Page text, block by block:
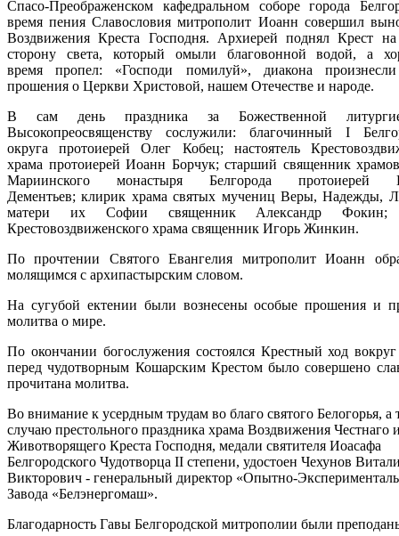
Спасо-Преображенском кафедральном соборе города
время пения Славословия митрополит Иоанн совершил
Воздвижения Креста Господня. Архиерей поднял Крест
сторону света, который омыли благовонной водой, а
время пропел: «Господи помилуй», диакона
прошения о Церкви Христовой, нашем Отечестве и народе.
В сам день праздника за Божественной
Высокопреосвященству сослужили: благочинный I
округа протоиерей Олег Кобец; настоятель
храма протоиерей Иоанн Борчук; старший священник
Мариинского монастыря Белгорода протоиерей
Дементьев; клирик храма святых мучениц Веры, Надежды,
матери их Софии священник Александр Фокин;
Крестовоздвиженского храма священник Игорь Жинкин.
По прочтении Святого Евангелия митрополит Иоанн
молящимся с архипастырским словом.
На сугубой ектении были вознесены особые прошения и
молитва о мире.
По окончании богослужения состоялся Крестный ход
перед чудотворным Кошарским Крестом было совершено
прочитана молитва.
Во внимание к усердным трудам во благо святого Белогорья, а
случаю престольного праздника храма Воздвижения Честнаго
Животворящего Креста Господня, медали святителя Иоасафа
Белгородского Чудотворца II степени, удостоен Чехунов
Викторович - генеральный директор «Опытно-
Завода «Белэнергомаш».
Благодарность Гавы Белгородской митрополии были